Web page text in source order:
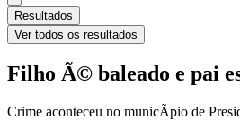
Resultados
Ver todos os resultados
Filho Ã© baleado e pai
Crime aconteceu no municÃ­pio de